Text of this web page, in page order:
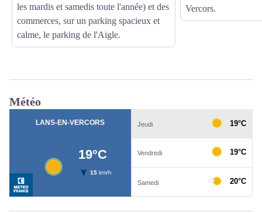
les mardis et samedis toute l'année) et des
commerces, sur un parking spacieux et
calme, le parking de l'Aigle.
Vercors.
Météo